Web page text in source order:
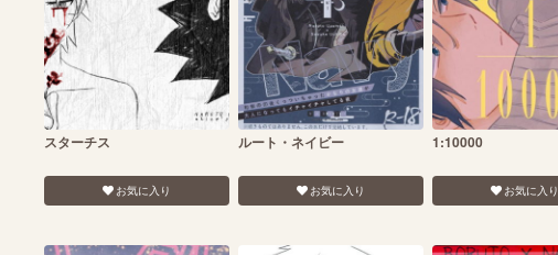
スターチス
お気に入り
ルート・ネイビー
お気に入り
1:10000
お気に入り